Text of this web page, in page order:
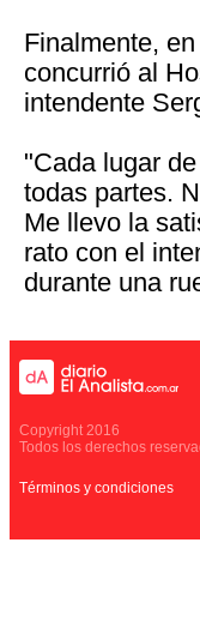
Finalmente,
concurrió al
intendente
"Cada lugar
todas partes.
Me llevo la
rato con el
durante una
Copyright 2016
Todos los derechos
Términos y condiciones